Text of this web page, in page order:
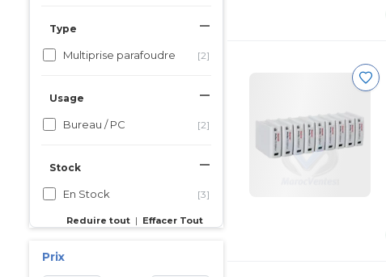
Type
Multiprise parafoudre [2]
Usage
Bureau / PC [2]
Stock
En Stock [3]
Reduire tout | Effacer Tout
Prix